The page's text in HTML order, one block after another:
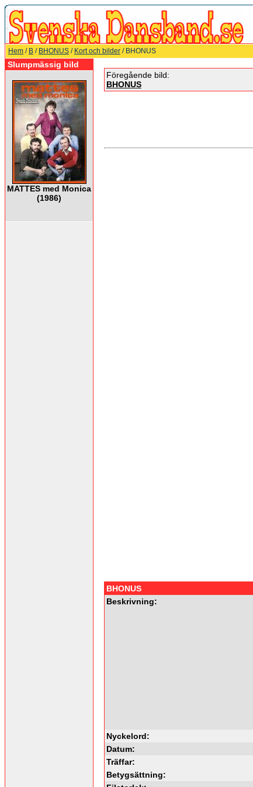
Hem / B / BHONUS / Kort och bilder / BHONUS
Slumpmässig bild
MATTES med Monica
(1986)
Föregående bild:
BHONUS
BHONUS
Beskrivning:
Nyckelord:
Datum:
Träffar:
Betygsättning: